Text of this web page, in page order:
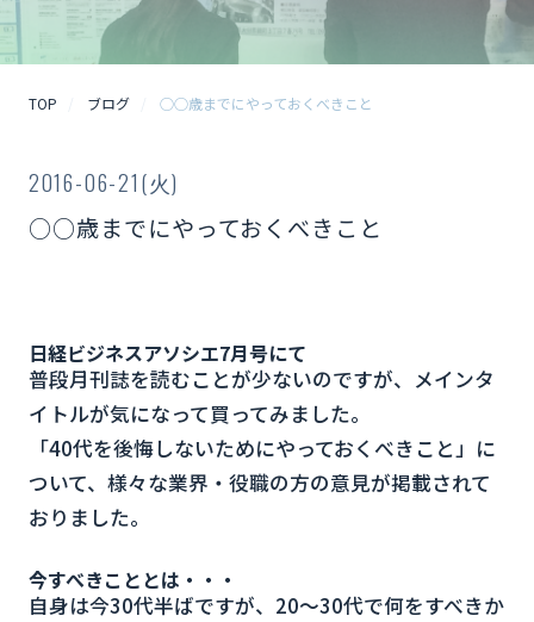
TOP ブログ ○○歳までにやっておくべきこと
2016-06-21(火)
○○歳までにやっておくべきこと
日経ビジネスアソシエ7月号にて
普段月刊誌を読むことが少ないのですが、メインタ
イトルが気になって買ってみました。
「40代を後悔しないためにやっておくべきこと」に
ついて、様々な業界・役職の方の意見が掲載されて
おりました。
今すべきこととは・・・
自身は今30代半ばですが、20～30代で何をすべきか